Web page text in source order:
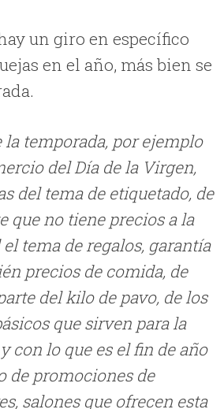
un giro en específico
en el año, más bien se
la temporada, por ejemplo
del Día de la Virgen,
del tema de etiquetado, de
que no tiene precios a la
tema de regalos, garantía
precios de comida, de
del kilo de pavo, de los
que sirven para la
con lo que es el fin de año
de promociones de
salones que ofrecen esta